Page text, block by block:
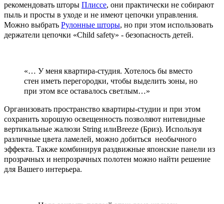
рекомендовать шторы Плиссе, они практически не собирают
пыль и просты в уходе и не имеют цепочки управления.
Можно выбрать Рулонные шторы, но при этом использовать
держатели цепочки «Child safety» - безопасность детей.
«… У меня квартира-студия. Хотелось бы вместо
стен иметь перегородки, чтобы выделить зоны, но
при этом все оставалось светлым…»
Организовать пространство квартиры-студии и при этом
сохранить хорошую освещенность позволяют нитевидные
вертикальные жалюзи String илиBreeze (Бриз). Используя
различные цвета ламелей, можно добиться необычного
эффекта. Также комбинируя раздвижные японские панели из
прозрачных и непрозрачных полотен можно найти решение
для Вашего интерьера.